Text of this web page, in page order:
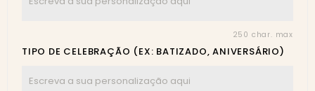
250 char. max
TIPO DE CELEBRAÇÃO (EX: BATIZADO, ANIVERSÁRIO)